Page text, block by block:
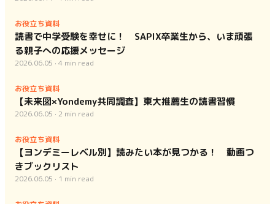
お役立ち資料
読書で中学受験を幸せに！ SAPIX卒業生から、いま頑張
る親子への応援メッセージ
2026.06.05 · 4 min read
お役立ち資料
【未来図×Yondemy共同調査】東大推薦生の読書習慣
2026.06.05 · 2 min read
お役立ち資料
【ヨンデミーレベル別】読みたい本が見つかる！ 動画つ
きブックリスト
2026.06.05 · 1 min read